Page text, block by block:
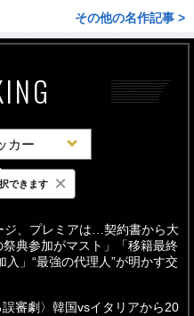
その他の名作記事 >
カー
週間
ジ、プレミアは…契約書から大
典参加がマスト」「移籍最終
入」“最強の代理人”が明かす交
誤審劇〉韓国vsイタリアから20
できます ×